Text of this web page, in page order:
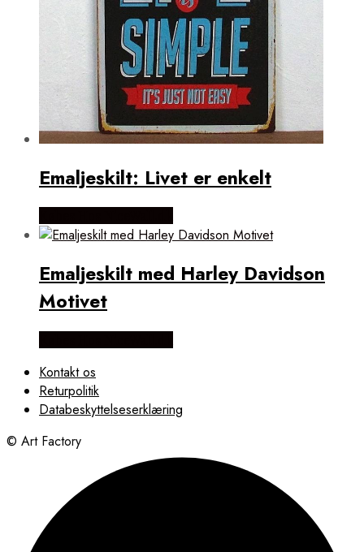
Emaljeskilt: Livet er enkelt
Emaljeskilt med Harley Davidson
Motivet
Kontakt os
Returpolitik
Databeskyttelseserklæring
© Art Factory